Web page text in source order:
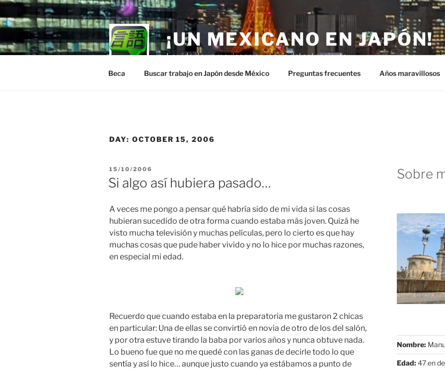
Skip
to
content
¡UN MEXICANO EN JAPÓN!
La vida de un mexicano en el país del sol naciente.
Beca Buscar trabajo en Japón desde México Preguntas frecuentes Años maravillosos
DAY: OCTOBER 15, 2006
POSTED
ON
15/10/2006
Si algo así hubiera pasado…
A veces me pongo a pensar qué habría sido de mi vida si las cosas
hubieran sucedido de otra forma cuando estaba más joven. Quizá he
visto mucha televisión y muchas películas, pero lo cierto es que hay
muchas cosas que pude haber vivido y no lo hice por muchas razones,
en especial mi edad.
Recuerdo que cuando estaba en la preparatoria me gustaron 2 chicas
en particular: Una de ellas se convirtió en novia de otro de los del salón,
y por otra estuve tirando la baba por varios años y nunca obtuve nada.
Lo bueno fue que no me quedé con las ganas de decirle todo lo que
sentía y así lo hice… aunque justo cuando ya estábamos a punto de
Sobre
Nombre:
Edad:47 en